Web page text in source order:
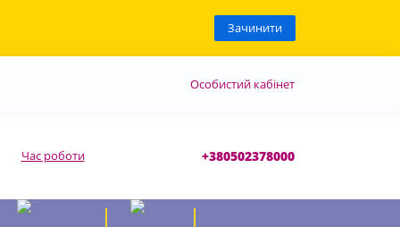
Зачинити
Особистий кабінет
Час роботи +380502378000